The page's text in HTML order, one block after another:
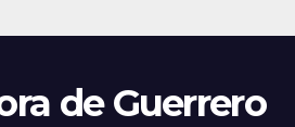
de Guerrero